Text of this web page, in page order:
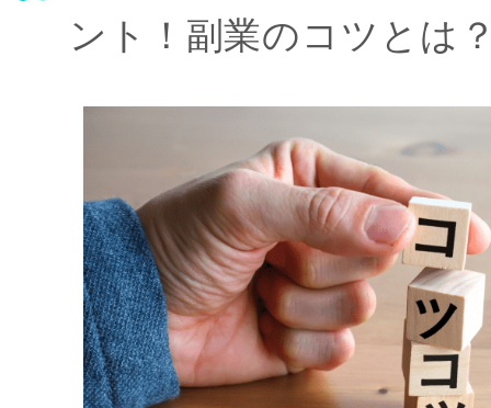
ント！副業のコツとは